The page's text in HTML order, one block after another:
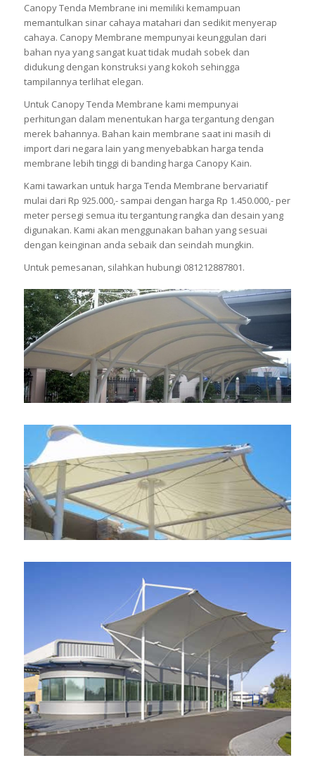
Canopy Tenda Membrane ini memiliki kemampuan
memantulkan sinar cahaya matahari dan sedikit menyerap
cahaya. Canopy Membrane mempunyai keunggulan dari
bahan nya yang sangat kuat tidak mudah sobek dan
didukung dengan konstruksi yang kokoh sehingga
tampilannya terlihat elegan.
Untuk Canopy Tenda Membrane kami mempunyai
perhitungan dalam menentukan harga tergantung dengan
merek bahannya. Bahan kain membrane saat ini masih di
import dari negara lain yang menyebabkan harga tenda
membrane lebih tinggi di banding harga Canopy Kain.
Kami tawarkan untuk harga Tenda Membrane bervariatif
mulai dari Rp 925.000,- sampai dengan harga Rp 1.450.000,- per
meter persegi semua itu tergantung rangka dan desain yang
digunakan. Kami akan menggunakan bahan yang sesuai
dengan keinginan anda sebaik dan seindah mungkin.
Untuk pemesanan, silahkan hubungi 081212887801.